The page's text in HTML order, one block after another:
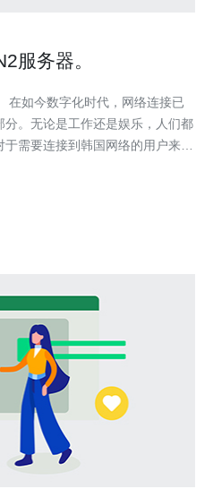
服务器。
。无论是工作还是娱乐，人们都
需要连接到韩国网络的用户来
和高速网络连接。选择韩国CN2